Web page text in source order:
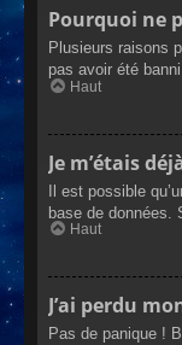
Pourquoi ne
Plusieurs raisons
pas avoir été
Haut
Je m’étais
Il est possible
base de données.
Haut
J’ai perdu
Pas de panique !